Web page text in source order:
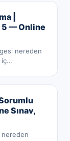
|
5 — Online
nereden
iç…
Sınav,
nereden